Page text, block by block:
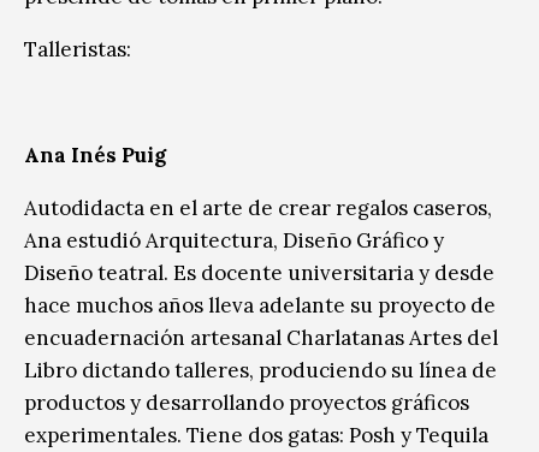
Talleristas:
Ana Inés Puig
Autodidacta en el arte de crear regalos caseros,
Ana estudió Arquitectura, Diseño Gráfico y
Diseño teatral. Es docente universitaria y desde
hace muchos años lleva adelante su proyecto de
encuadernación artesanal Charlatanas Artes del
Libro dictando talleres, produciendo su línea de
productos y desarrollando proyectos gráficos
experimentales. Tiene dos gatas: Posh y Tequila